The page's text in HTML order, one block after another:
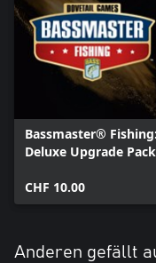
Bassmaster® Fishing:
Deluxe Upgrade Pack
CHF 10.00
Anderen gefällt